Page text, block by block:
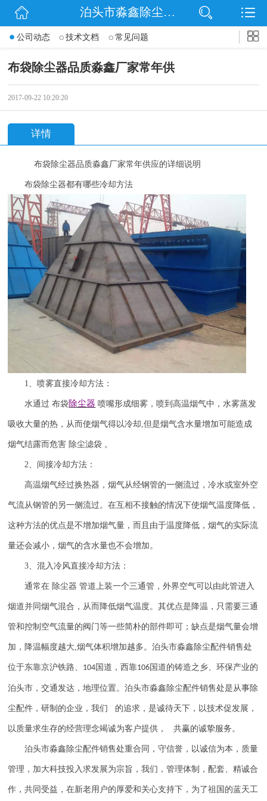
网站首页
公司动态
泊头市淼鑫除尘配件销售处
公司动态 技术文档 常见问题
布袋除尘器品质淼鑫厂家常年供
2017-09-22 10:20:20
详情
布袋除尘器品质淼鑫厂家常年供应的详细说明
布袋除尘器都有哪些冷却方法
1、喷雾直接冷却方法：
水通过 布袋除尘器 喷嘴形成细雾，喷到高温烟气中，水雾蒸发
吸收大量的热，从而使烟气得以冷却,但是烟气含水量增加可能造成
烟气结露而危害 除尘滤袋 。
2、间接冷却方法：
高温烟气经过换热器，烟气从经钢管的一侧流过，冷水或室外空
气流从钢管的另一侧流过。在互相不接触的情况下使烟气温度降低，
这种方法的优点是不增加烟气量，而且由于温度降低，烟气的实际流
量还会减小，烟气的含水量也不会增加。
3、混入冷风直接冷却方法：
通常在 除尘器 管道上装一个三通管，外界空气可以由此管进入
烟道并同烟气混合，从而降低烟气温度。其优点是降温，只需要三通
管和控制空气流量的阀门等一些简朴的部件即可；缺点是烟气量会增
加，降温幅度越大,烟气体积增加越多。泊头市淼鑫除尘配件销售处
位于东靠京沪铁路、 104 国道，西靠106 国道的铸造之乡、环保产业的
泊头市，交通发达，地理位置。泊头市淼鑫除尘配件销售处是从事除
尘配件，研制的企业，我们 的追求，是诚待天下，以技术促发展，
以质量求生存的经营理念竭诚为客户提供， 共赢的诚挚服务。
泊头市淼鑫除尘配件销售处重合同，守信誉，以诚信为本，质量
管理，加大科技投入求发展为宗旨，我们，管理体制，配套、精诚合
作，共同受益，在新老用户的厚爱和关心支持下，为了祖国的蓝天工